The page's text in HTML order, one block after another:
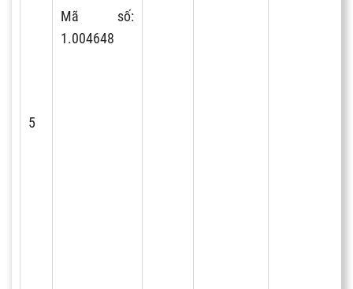
5
Mã số:
1.004648